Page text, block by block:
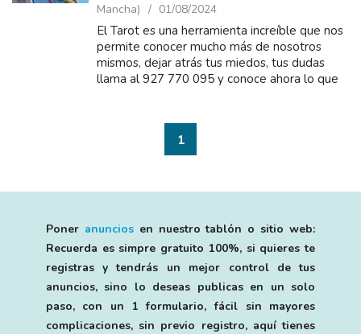
Mancha)
01/08/2024
El Tarot es una herramienta increíble que nos
permite conocer mucho más de nosotros
mismos, dejar atrás tus miedos, tus dudas
llama al 927 770 095 y conoce ahora lo que
1
Poner anunciosen nuestro tablón o sitio web:
Recuerda es simpre gratuito 100%, si quieres te
registras y tendrás un mejor control de tus
anuncios, sino lo deseas publicas en un solo
paso, con un 1 formulario, fácil sin mayores
complicaciones, sin previo registro, aquí tienes